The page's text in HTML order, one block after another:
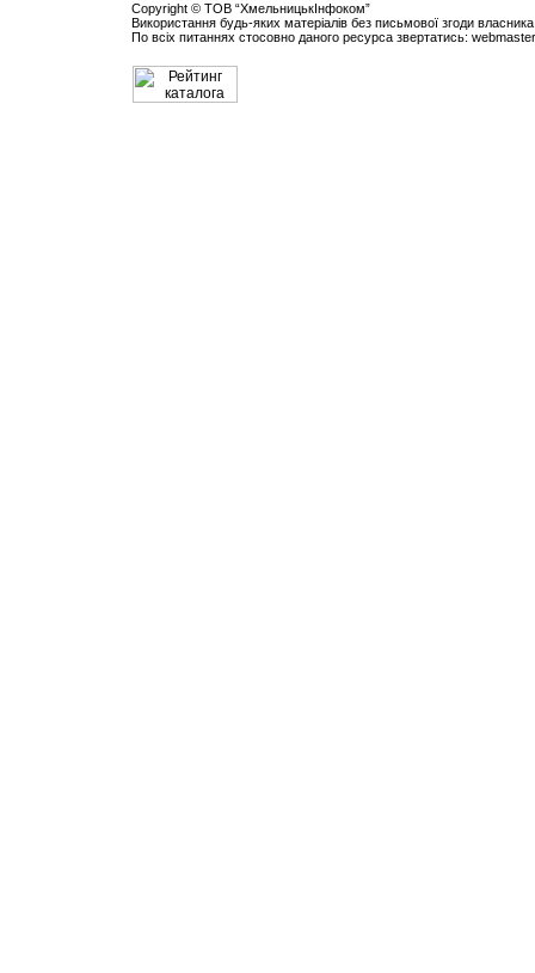
Copyright © ТОВ “ХмельницькIнфоком”
Використання будь-яких матеріалів без письмової згоди
По всіх питанняx стосовно даного ресурса звертатись: